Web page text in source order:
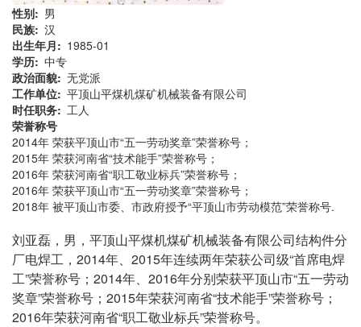
性别
男
民族 汉
出生年月
1985-01
学历 中专
政治面貌 无党派
工作单位 平顶山平煤机煤矿机械装备有限公司
时任职务 工人
荣誉称号
2014年 荣获平顶山市“五一劳动奖章”荣誉称号；
2015年 荣获河南省“技术能手”荣誉称号；
2016年 荣获河南省“职工敬业标兵”荣誉称号；
2016年 荣获平顶山市“五一劳动奖章”荣誉称号；
2018年 被平顶山市委、市政府授予“平顶山市劳动模范”荣誉称号.
刘亚磊，男，平顶山平煤机煤矿机械装备有限公司结构件分
厂电焊工，2014年、2015年连续两年荣获公司级“首席电焊
工”荣誉称号；2014年、2016年分别荣获平顶山市“五一劳动
奖章”荣誉称号；2015年荣获河南省“技术能手”荣誉称号；
2016年荣获河南省“职工敬业标兵”荣誉称号。